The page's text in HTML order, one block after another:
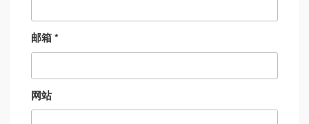
邮箱*
网站